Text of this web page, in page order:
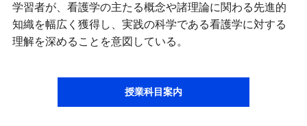
学習者が、看護学の主たる概念や諸理論に関わる先進的
知織を幅広く獲得し、実践の科学である看護学に対する
理解を深めることを意図している。
授業科目案内